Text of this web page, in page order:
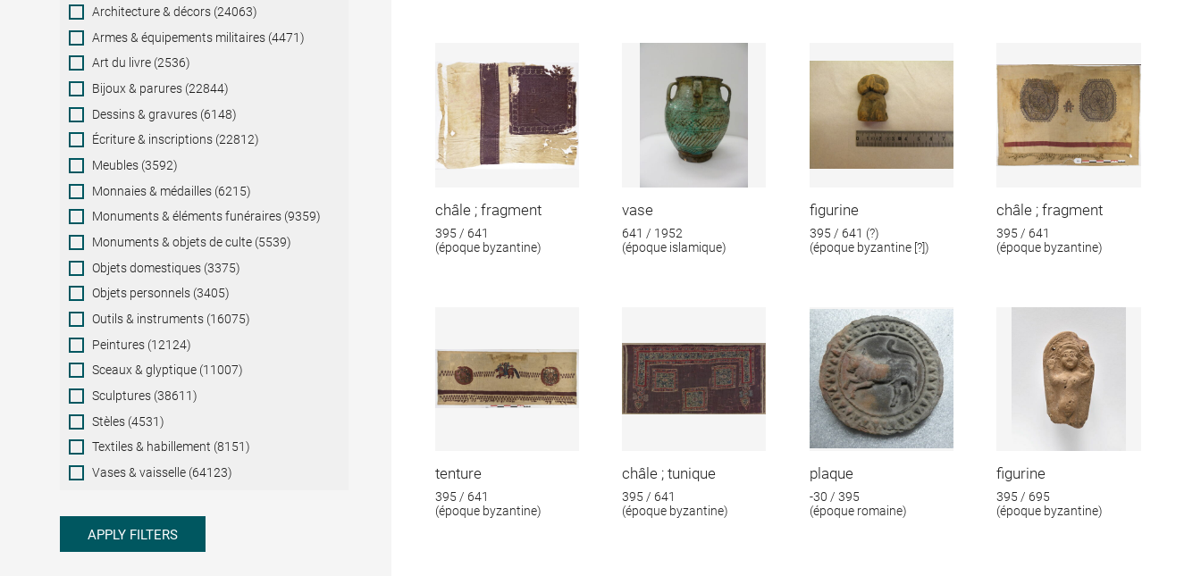
Category
Architecture & décors (24063)
Armes & équipements militaires (4471)
Art du livre (2536)
Bijoux & parures (22844)
Dessins & gravures (6148)
Écriture & inscriptions (22812)
Meubles (3592)
Monnaies & médailles (6215)
Monuments & éléments funéraires (9359)
Monuments & objets de culte (5539)
Objets domestiques (3375)
Objets personnels (3405)
Outils & instruments (16075)
Peintures (12124)
Sceaux & glyptique (11007)
Sculptures (38611)
Stèles (4531)
Textiles & habillement (8151)
Vases & vaisselle (64123)
APPLY FILTERS
châle ; fragment
395 / 641
(époque byzantine)
vase
641 / 1952
(époque islamique)
figurine
395 / 641 (?)
(époque byzantine [?])
châle ; fragment
395 / 641
(époque byzantine)
tenture
395 / 641
(époque byzantine)
châle ; tunique
395 / 641
(époque byzantine)
plaque
-30 / 395
(époque romaine)
figurine
395 / 695
(époque byzantine)